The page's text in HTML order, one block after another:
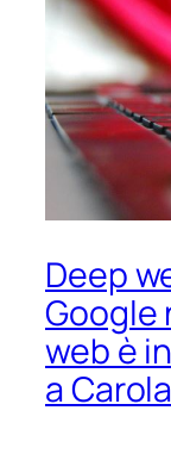
Deep
Google
web è
a